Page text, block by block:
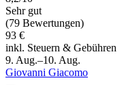
Sehr gut
(79 Bewertungen)
93 €
inkl. Steuern & Gebühren
9. Aug.–10. Aug.
Giovanni Giacomo